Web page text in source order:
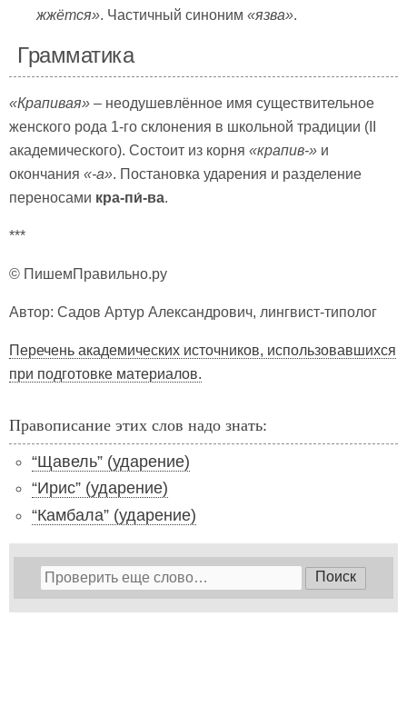
жжётся». Частичный синоним«язва».
Грамматика
«Крапивая» – неодушевлённое имя существительное
женского рода 1-го склонения в школьной традиции (II
академического). Состоит из корня «крапив-» и
окончания «-а». Постановка ударения и разделение
переносами кра-пи́-ва.
***
© ПишемПравильно.ру
Автор: Садов Артур Александрович, лингвист-типолог
Перечень академических источников, использовавшихся
при подготовке материалов.
Правописание этих слов надо знать:
“Щавель” (ударение)
“Ирис” (ударение)
“Камбала” (ударение)